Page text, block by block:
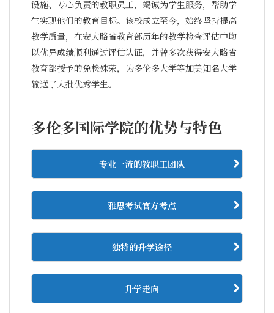
设施、专心负责的教职员工，竭诚为学生服务，帮助学
生实现他们的教育目标。该校成立至今，始终坚持提高
教学质量，在安大略省教育部历年的教学检查评估中均
以优异成绩顺利通过评估认证，并曾多次获得安大略省
教育部授予的免检殊荣，为多伦多大学等加美知名大学
输送了大批优秀学生。
多伦多国际学院的优势与特色
专业一流的教职工团队
雅思考试官方考点
独特的升学途径
升学走向